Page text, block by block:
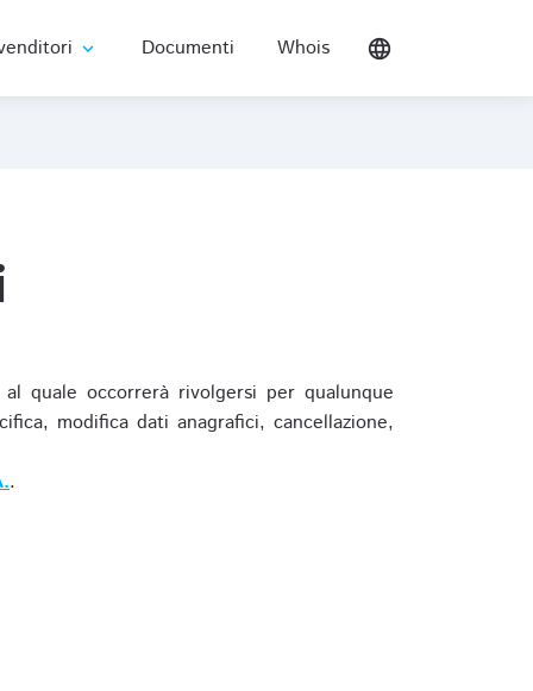
expand_more Documenti Whois language
quale occorrerà rivolgersi per qualunque
modifica dati anagrafici, cancellazione,
.